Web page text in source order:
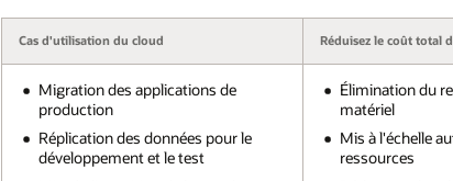
Cas d'utilisation du cloud Réduisez le coût total
Migration des applications de
production
Réplication des données pour le
développement et le test
Élimination du
matériel
Mis à l'échelle
ressources